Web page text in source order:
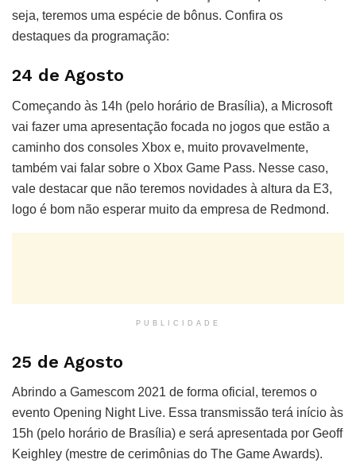
seja, teremos uma espécie de bônus. Confira os
destaques da programação:
24 de Agosto
Começando às 14h (pelo horário de Brasília), a Microsoft
vai fazer uma apresentação focada no jogos que estão a
caminho dos consoles Xbox e, muito provavelmente,
também vai falar sobre o Xbox Game Pass. Nesse caso,
vale destacar que não teremos novidades à altura da E3,
logo é bom não esperar muito da empresa de Redmond.
PUBLICIDADE
25 de Agosto
Abrindo a Gamescom 2021 de forma oficial, teremos o
evento Opening Night Live. Essa transmissão terá início às
15h (pelo horário de Brasília) e será apresentada por Geoff
Keighley (mestre de cerimônias do The Game Awards).